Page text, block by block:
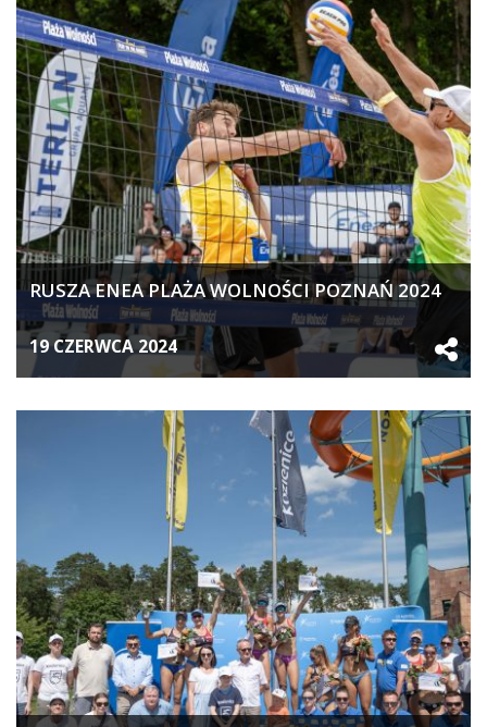
RUSZA ENEA PLAŻA WOLNOŚCI POZNAŃ 2024
19 CZERWCA 2024